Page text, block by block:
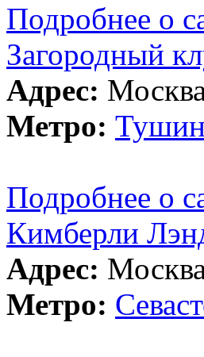
Подробнее о
Загородный
Адрес:
Метро:
Подробнее о
Кимберли
Адрес:
Метро: